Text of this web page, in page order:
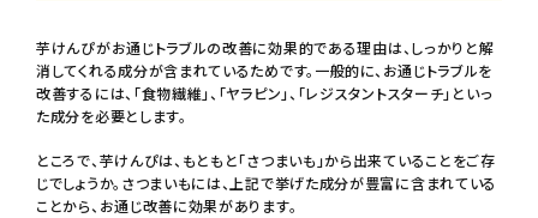
芋けんぴがお通じトラブルの改善に効果的である理由は、しっかりと解
消してくれる成分が含まれているためです。一般的に、お通じトラブルを
改善するには、「食物繊維」、「ヤラピン」、「レジスタントスターチ」といっ
た成分を必要とします。
ところで、芋けんぴは、もともと「さつまいも」から出来ていることをご存
じでしょうか。さつまいもには、上記で挙げた成分が豊富に含まれている
ことから、お通じ改善に効果があります。